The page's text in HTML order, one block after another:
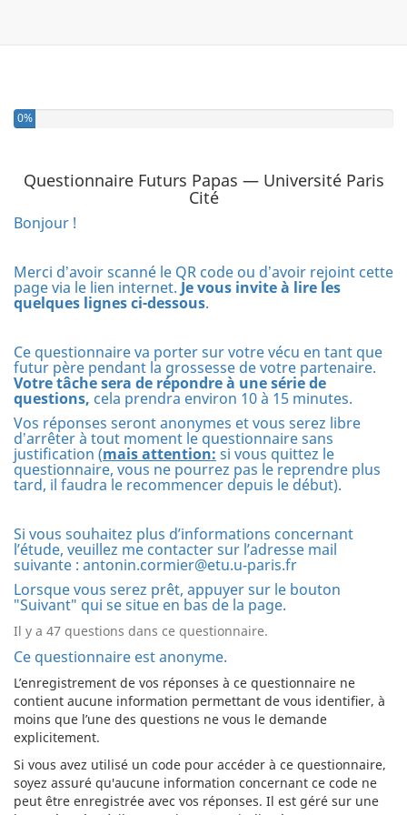
0%
Questionnaire Futurs Papas — Université Paris
Cité
Bonjour !
Merci d’avoir scanné le QR code ou d’avoir rejoint cette
page via le lien internet. Je vous invite à lire les
quelques lignes ci-dessous.
Ce questionnaire va porter sur votre vécu en tant que
futur père pendant la grossesse de votre partenaire.
Votre tâche sera de répondre à une série de
questions, cela prendra environ 10 à 15 minutes.
Vos réponses seront anonymes et vous serez libre
d’arrêter à tout moment le questionnaire sans
justification (mais attention: si vous quittez le
questionnaire, vous ne pourrez pas le reprendre plus
tard, il faudra le recommencer depuis le début).
Si vous souhaitez plus d’informations concernant
l’étude, veuillez me contacter sur l’adresse mail
suivante : antonin.cormier@etu.u-paris.fr
Lorsque vous serez prêt, appuyer sur le bouton
"Suivant" qui se situe en bas de la page.
Il y a 47 questions dans ce questionnaire.
Ce questionnaire est anonyme.
L’enregistrement de vos réponses à ce questionnaire ne
contient aucune information permettant de vous identifier, à
moins que l’une des questions ne vous le demande
explicitement.
Si vous avez utilisé un code pour accéder à ce questionnaire,
soyez assuré qu'aucune information concernant ce code ne
peut être enregistrée avec vos réponses. Il est géré sur une